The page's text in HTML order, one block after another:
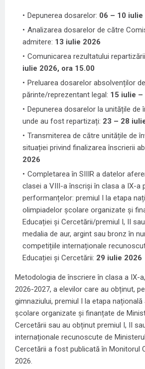
Depunerea dosarelor: 06 – 10 iulie
Analizarea dosarelor de către
admitere: 13 iulie 2026
Comunicarea rezultatului
iulie 2026, ora 15.00
Preluarea dosarelor absolvenților
părinte/reprezentant legal: 15 iulie –
Depunerea dosarelor la unitățile de
unde au fost repartizați: 23 – 28
Transmiterea de către unitățile de
situației privind finalizarea înscrierii
2026
Completarea în SIIIR a datelor
clasei a VIII-a înscriși în clasa a IX-a
performanțelor: premiul I la etapa
olimpiadelor școlare organizate și
Educației și Cercetării/premiul I, II
medalia de aur, argint sau bronz în
competițiile internaționale
Educației și Cercetării: 29 iulie 2026
Metodologia de înscriere în clasa a IX-
2026-2027, a elevilor care au obținut,
gimnaziului, premiul I la etapa
școlare organizate și finanțate de
Cercetării sau au obținut premiul I, II
internaționale recunoscute de
Cercetării a fost publicată în Monitorul
2026.